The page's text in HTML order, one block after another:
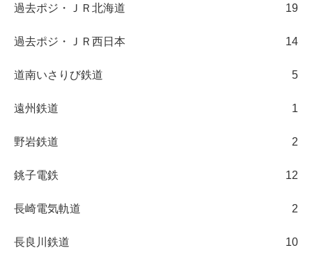
過去ポジ・ＪＲ北海道 19
過去ポジ・ＪＲ西日本 14
道南いさりび鉄道 5
遠州鉄道 1
野岩鉄道 2
銚子電鉄 12
長崎電気軌道 2
長良川鉄道 10